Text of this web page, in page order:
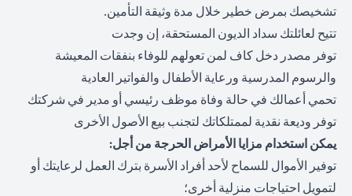
تشخيصك بمرض خطير خلال مدة وثيقة التأمين.
تتيح لعائلتك سداد الديون المستحقة، إن وجدت
توفر مصدر دخل كاف لمن تعولهم للوفاء بنفقات المعيشة
والرسوم المدرسية ورعاية الأطفال والفواتير العادية
تحمي أعمالك في حالة وفاة موظف رئيسي أو مدير في شركتك
توفر وديعة نقدية لممتلكاتك لتجنب بيع الأصول الأخرى
يمكن استخدام مزايا الأمراض الحرجة من أجل:
توفير الأموال للسماح لأحد أفراد الأسرة بترك العمل لرعايتك أو
لتمويل احتياجات منزلية أخرى؛